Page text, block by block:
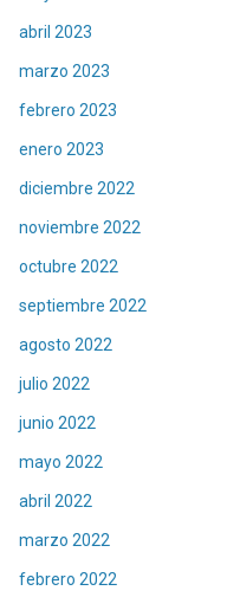
abril 2023
marzo 2023
febrero 2023
enero 2023
diciembre 2022
noviembre 2022
octubre 2022
septiembre 2022
agosto 2022
julio 2022
junio 2022
mayo 2022
abril 2022
marzo 2022
febrero 2022